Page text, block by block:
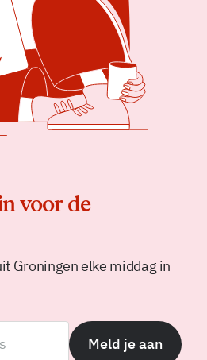
voor de
Groningen elke middag in
Meld je aan